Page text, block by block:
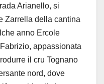
Arianello, si
Zarrella della cantina
anno Ercole
appassionata
il cru Tognano
nord, dove